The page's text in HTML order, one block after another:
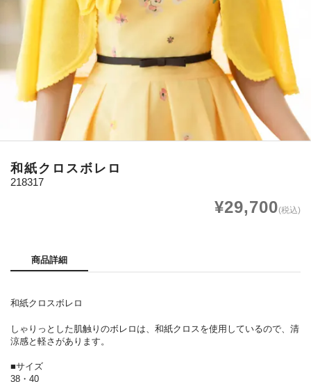
和紙クロスボレロ
218317
¥29,700(税込)
商品詳細
和紙クロスボレロ
しゃりっとした肌触りのボレロは、和紙クロスを使用しているので、清
涼感と軽さがあります。
■サイズ
38・40